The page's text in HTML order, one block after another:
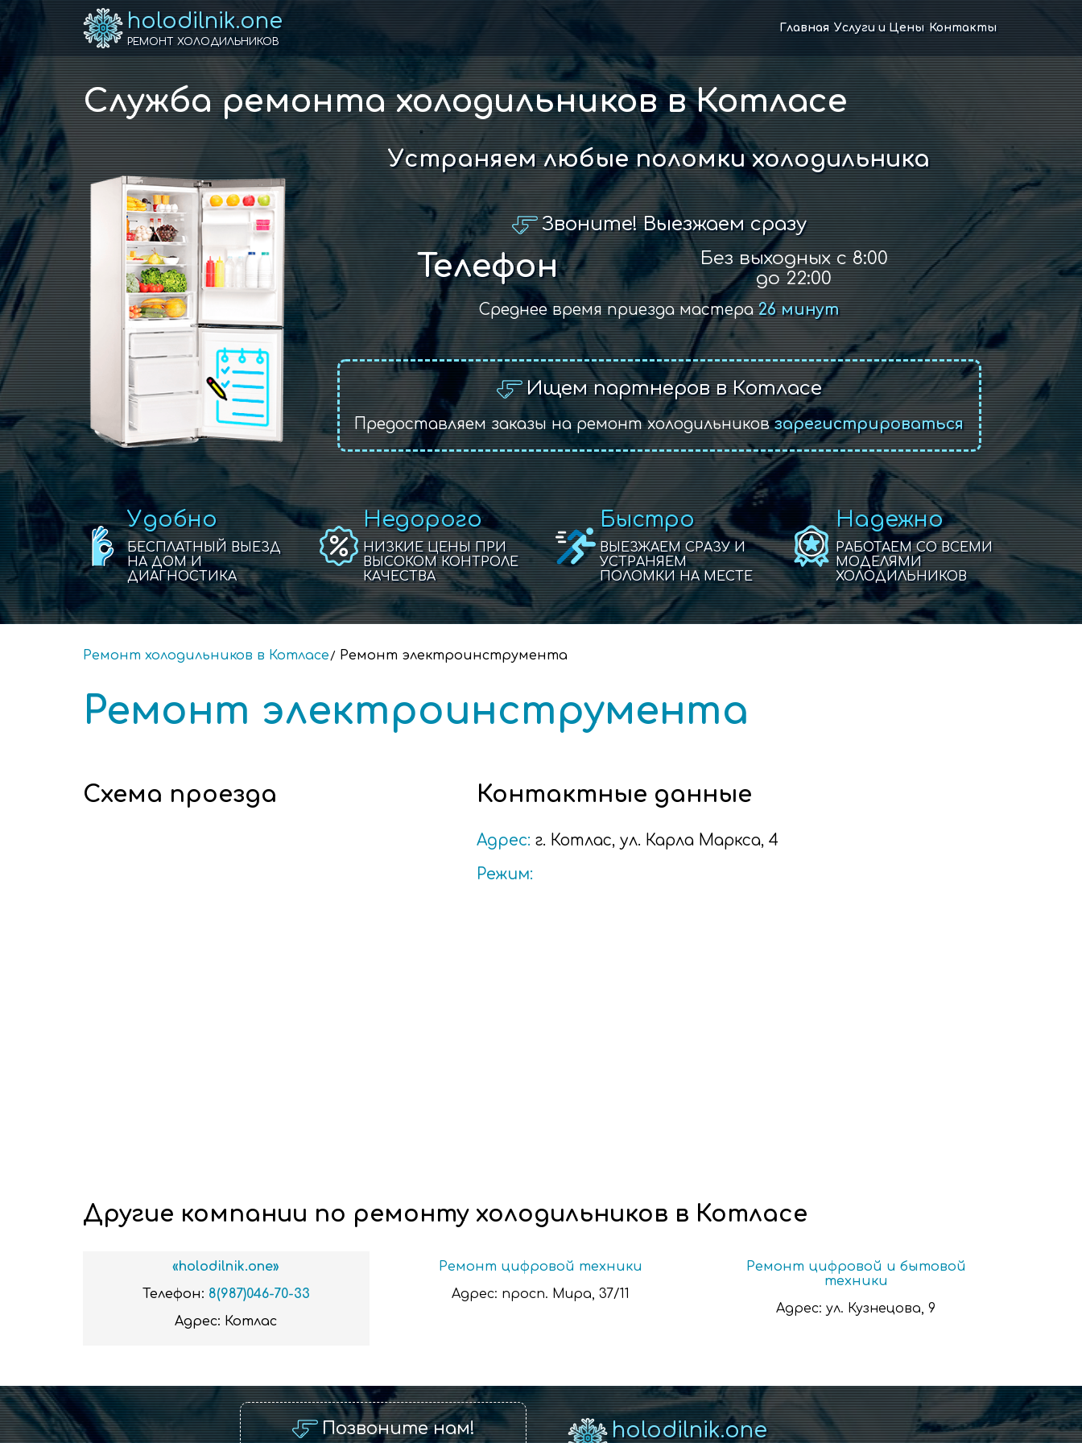
holodilnik.one
РЕМОНТ ХОЛОДИЛЬНИКОВ
Главная Услуги и Цены Контакты
Служба ремонта холодильников в Котласе
Устраняем любые поломки холодильника
Звоните! Выезжаем сразу
Телефон
Без выходных с 8:00
до 22:00
Среднее время приезда мастера26 минут
Ищем партнеров в Котласе
Предоставляем заказы на ремонт холодильниковзарегистрироваться
Удобно
БЕСПЛАТНЫЙ ВЫЕЗД
НА ДОМ И
ДИАГНОСТИКА
Недорого
НИЗКИЕ ЦЕНЫ ПРИ
ВЫСОКОМ КОНТРОЛЕ
КАЧЕСТВА
Быстро
ВЫЕЗЖАЕМ СРАЗУ И
УСТРАНЯЕМ
ПОЛОМКИ НА МЕСТЕ
Надежно
РАБОТАЕМ СО ВСЕМИ
МОДЕЛЯМИ
ХОЛОДИЛЬНИКОВ
Ремонт холодильников в Котласе Ремонт электроинструмента
Ремонт электроинструмента
Схема проезда Контактные данные
Адрес: г. Котлас, ул. Карла Маркса, 4
Режим:
Другие компании по ремонту холодильников в Котласе
«holodilnik.one»
Телефон: 8(987)046-70-33
Адрес: Котлас
Ремонт цифровой техники
Адрес: просп. Мира, 37/11
Ремонт цифровой и бытовой
техники
Адрес: ул. Кузнецова, 9
Позвоните нам! holodilnik.one